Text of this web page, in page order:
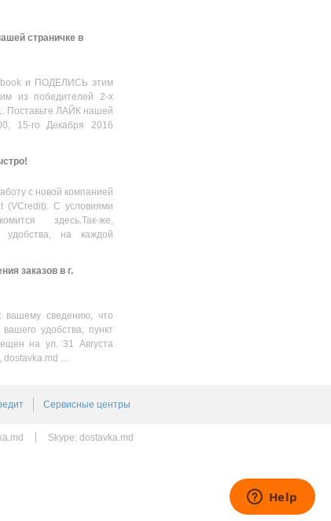
страничке в
и ПОДЕЛИСЬ этим
из победителей 2-х
Поставьте ЛАЙК нашей
15-го Декабря 2016
с новой компанией
(VCredit). С условиями
здесь.Так-же,
на каждой
заказов в г.
вашему сведению, что
удобства, пункт
на ул. 31 Августа
dostavka.md …
Сервисные центры
Skype: dostavka.md